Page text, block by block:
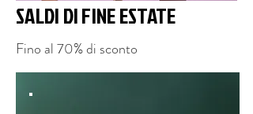
SALDI DI FINE ESTATE
Fino al 70% di sconto